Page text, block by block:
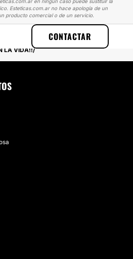
Esteticas.com.ar no hace apología de un
producto comercial o de un servicio.
CONTACTAR
MAMAS
LA VIDA!!